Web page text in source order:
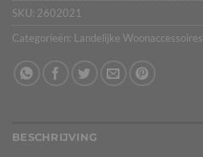
SKU: 2602021
Categorieën: Landelijke Woonaccessoires
BESCHRIJVING